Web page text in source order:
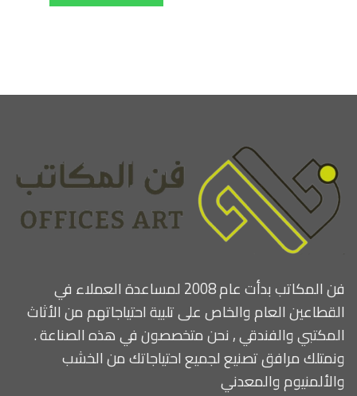
فن المكاتب بدأت عام 2008 لمساعدة العملاء في
القطاعين العام والخاص على تلبية احتياجاتهم من الأثاث
المكتبي والفندقي , نحن متخصصون في هذه الصناعة .
ونمتلك مرافق تصنيع لجميع احتياجاتك من الخشب
والألمنيوم والمعدني